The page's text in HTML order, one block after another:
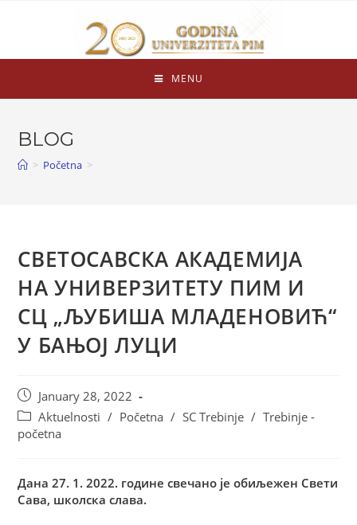
MENU
BLOG
> Početna >
СВЕТОСАВСКА АКАДЕМИЈА
НА УНИВЕРЗИТЕТУ ПИМ И
СЦ „ЉУБИША МЛАДЕНОВИЋ“
У БАЊОЈ ЛУЦИ
January 28, 2022
Aktuelnosti / Početna / SC Trebinje / Trebinje -
početna
Дана 27. 1. 2022. године свечано је обиљежен Свети
Сава, школска слава.